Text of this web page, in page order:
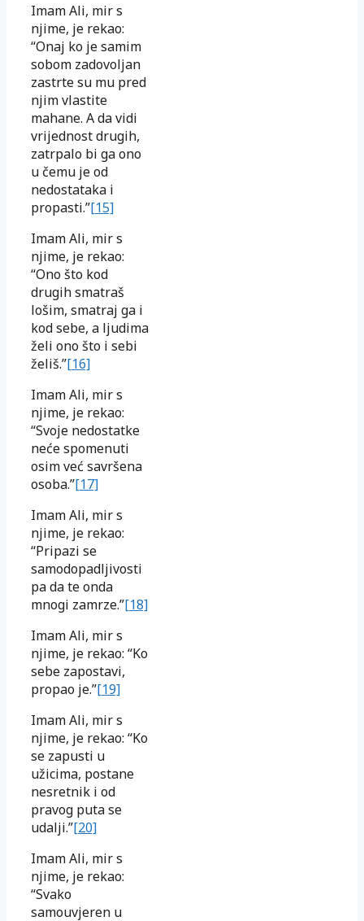
Imam Ali, mir s
njime, je rekao:
“Onaj ko je samim
sobom zadovoljan
zastrte su mu pred
njim vlastite
mahane. A da vidi
vrijednost drugih,
zatrpalo bi ga ono
u čemu je od
nedostataka i
propasti.”[15]
Imam Ali, mir s
njime, je rekao:
“Ono što kod
drugih smatraš
lošim, smatraj ga i
kod sebe, a ljudima
želi ono što i sebi
želiš.”[16]
Imam Ali, mir s
njime, je rekao:
“Svoje nedostatke
neće spomenuti
osim već savršena
osoba.”[17]
Imam Ali, mir s
njime, je rekao:
“Pripazi se
samodopadljivosti
pa da te onda
mnogi zamrze.”[18]
Imam Ali, mir s
njime, je rekao: “Ko
sebe zapostavi,
propao je.”[19]
Imam Ali, mir s
njime, je rekao: “Ko
se zapusti u
užicima, postane
nesretnik i od
pravog puta se
udalji.”[20]
Imam Ali, mir s
njime, je rekao:
“Svako
samouvjeren u